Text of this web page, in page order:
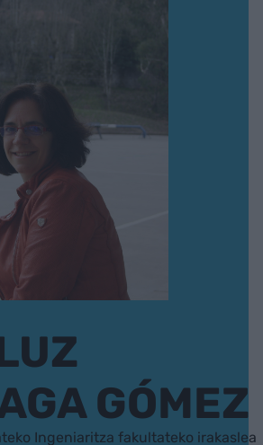
GÓMEZ
Ingeniaritza fakultateko irakaslea